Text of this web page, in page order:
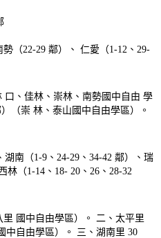
（22-29 鄰）、 仁愛（1-12、29-
、佳林、崇林、南勢國中自由 學
（崇 林、泰山國中自由學區）。
南（1-9、24-29、34-42 鄰）、瑞
（1-14、18- 20、26、28-32
國中自由學區）。 二、太平里
中自由學區）。 三、湖南里 30